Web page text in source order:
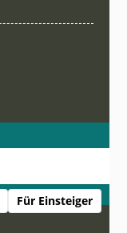
Für Einsteiger